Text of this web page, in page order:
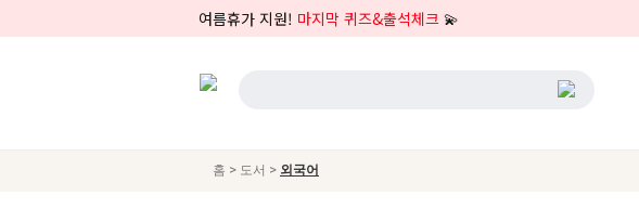
여름휴가 지원! 마지막 퀴즈&출석체크 💫
홈 > 도서 > 외국어